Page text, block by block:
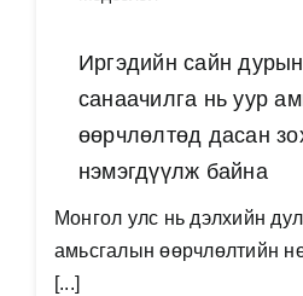
Иргэдийн сайн
санаачилга нь уур
өөрчлөлтөд дасан
нэмэгдүүлж байна
Монгол улс нь дэлхийн
амьсгалын өөрчлөлтийн
[...]